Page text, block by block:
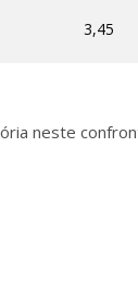
3,45
neste